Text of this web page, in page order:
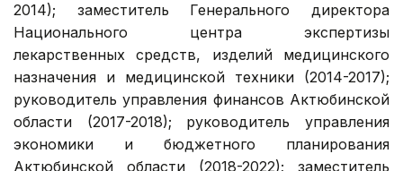
2014); заместитель Генерального директора
Национального центра экспертизы
лекарственных средств, изделий медицинского
назначения и медицинской техники (2014-2017);
руководитель управления финансов Актюбинской
области (2017-2018); руководитель управления
экономики и бюджетного планирования
Актюбинской области (2018-2022); заместитель